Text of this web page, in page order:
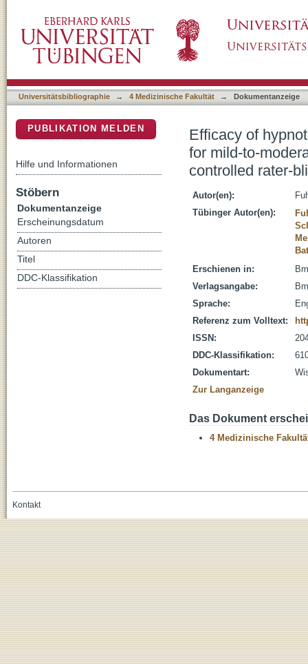
depression: study protocol of a
Universitätsbibliographie → 4 Medizinische Fakultät → Dokumentanzeige
Efficacy of
for mild-to-
controlled rater-
Autor(en):
Tübinger Autor(en):
Erschienen in:
Verlagsangabe:
Sprache:
Referenz zum Volltext:
ISSN:
DDC-Klassifikation:
Dokumentart:
Zur Langanzeige
Das Dokument
4 Medizinische
PUBLIKATION MELDEN
Hilfe und Informationen
Stöbern
Dokumentanzeige
Erscheinungsdatum
Autoren
Titel
DDC-Klassifikation
Kontakt